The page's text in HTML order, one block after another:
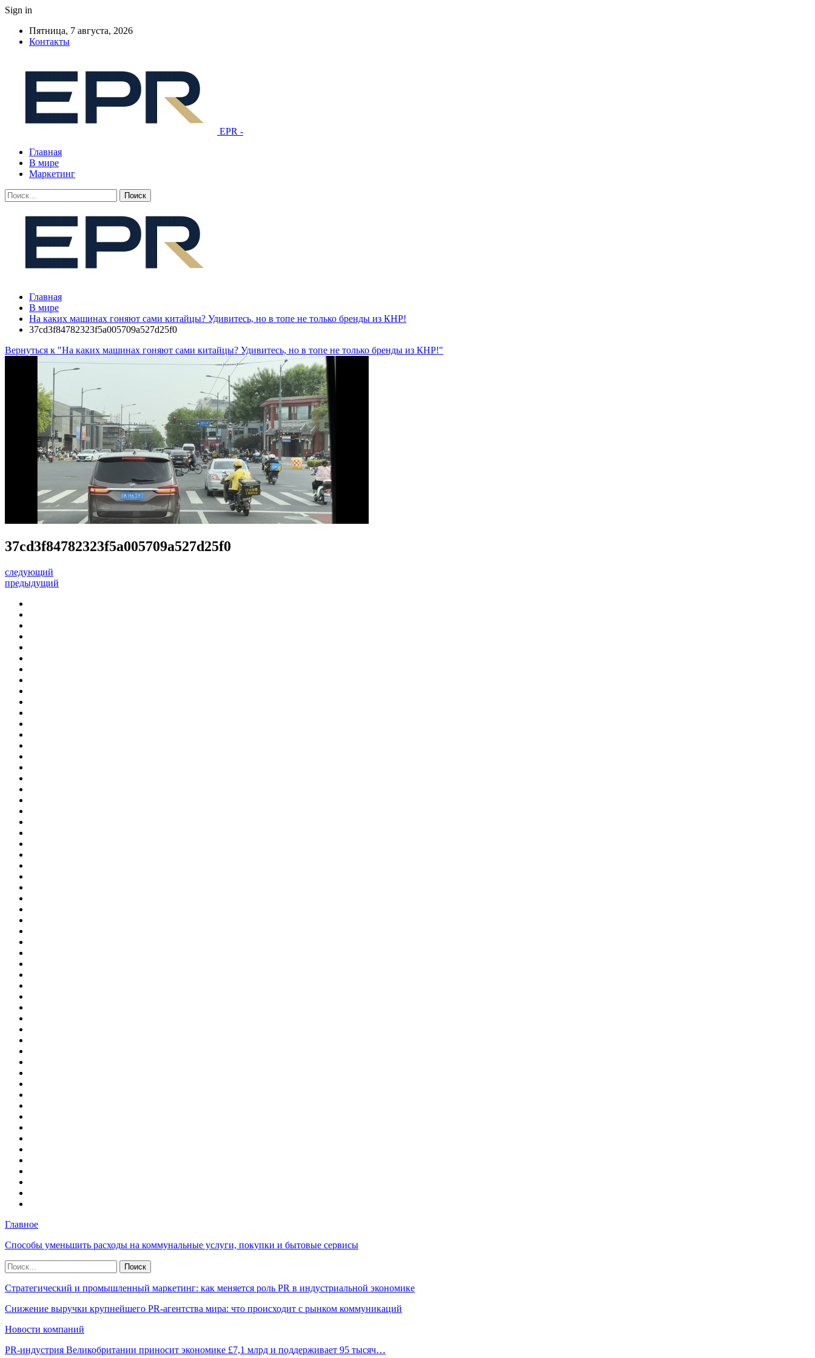
Sign in
Пятница, 7 августа, 2026
Контакты
EPR -
Главная
В мире
Маркетинг
Главная
В мире
На каких машинах гоняют сами китайцы? Удивитесь, но в топе не только бренды из КНР!
37cd3f84782323f5a005709a527d25f0
Вернуться к "На каких машинах гоняют сами китайцы? Удивитесь, но в топе не только бренды из КНР!"
37cd3f84782323f5a005709a527d25f0
следующий
предыдущий
Главное
Способы уменьшить расходы на коммунальные услуги, покупки и бытовые сервисы
Стратегический и промышленный маркетинг: как меняется роль PR в индустриальной экономике
Снижение выручки крупнейшего PR-агентства мира: что происходит с рынком коммуникаций
Новости компаний
PR-индустрия Великобритании приносит экономике £7,1 млрд и поддерживает 95 тысяч…